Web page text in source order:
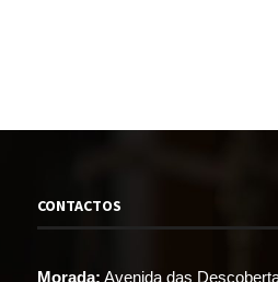
CONTACTOS
Morada: Avenida das